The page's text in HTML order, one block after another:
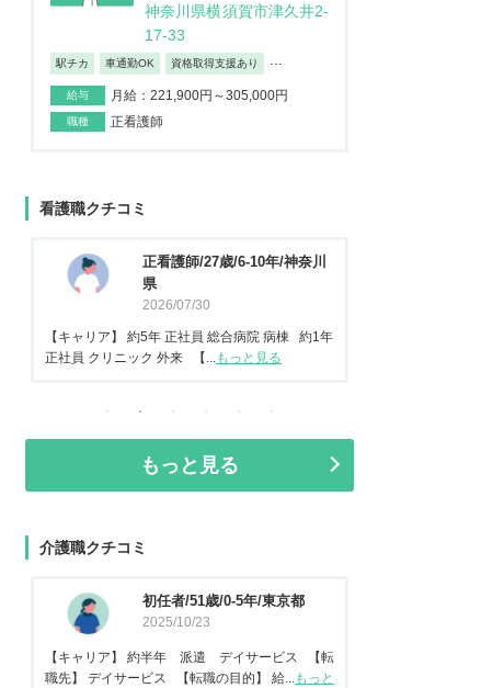
神奈川県横須賀市津久井2-
17-33
駅チカ 車通勤OK 資格取得支援あり
給与 月給：221,900円～305,000円
職種 正看護師
看護職クチコミ
看護師/29歳/6-10年/神奈川県
2026/06/23
常勤 地域包括ケア病棟 【転...もっと見る
もっと見る
介護職クチコミ
資格なし/20歳/0-5年/東京都
2025/10/14
【キャリア】 約2年 正社員 倉庫内作業 【転
職先】 特別養護老人ホーム 【転職の目...もっと